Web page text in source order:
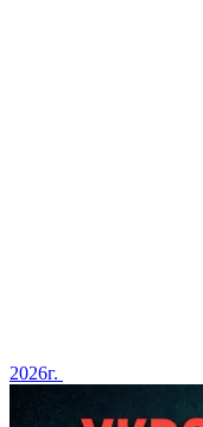
2026г.